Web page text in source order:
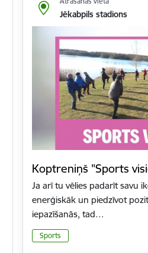
Jēkabpils stadions
Koptreniņš "Sports
Ja arī tu vēlies padarīt savu
enerģiskāk un piedzīvot
iepazīšanās, tad…
Sports